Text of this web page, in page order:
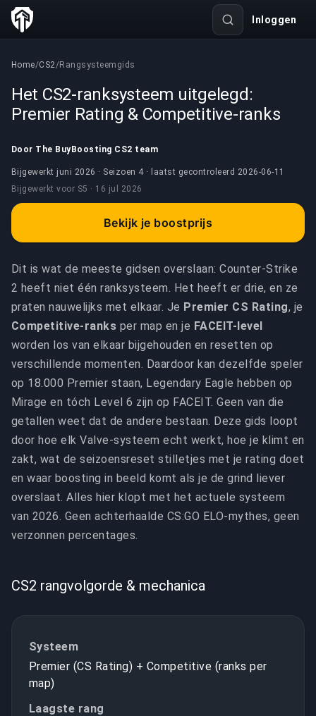
Inloggen
Home/CS2/Rangsysteemgids
Het CS2-ranksysteem uitgelegd:
Premier Rating & Competitive-ranks
Door The BuyBoosting CS2 team
Bijgewerkt juni 2026 · Seizoen 4 · laatst gecontroleerd 2026-06-11
Bijgewerkt voor S5 · 16 jul 2026
Bekijk je boostprijs
Dit is wat de meeste gidsen overslaan: Counter-Strike
2 heeft niet één ranksysteem. Het heeft er drie, en ze
praten nauwelijks met elkaar. Je Premier CS Rating, je
Competitive-ranks per map en je FACEIT-level
worden los van elkaar bijgehouden en resetten op
verschillende momenten. Daardoor kan dezelfde speler
op 18.000 Premier staan, Legendary Eagle hebben op
Mirage en tóch Level 6 zijn op FACEIT. Geen van die
getallen weet dat de andere bestaan. Deze gids loopt
door hoe elk Valve-systeem echt werkt, hoe je klimt en
zakt, wat de seizoensreset stilletjes met je rating doet
en waar boosting in beeld komt als je de grind liever
overslaat. Alles hier klopt met het actuele systeem
van 2026. Geen achterhaalde CS:GO ELO-mythes, geen
verzonnen percentages.
CS2 rangvolgorde & mechanica
Systeem
Premier (CS Rating) + Competitive (ranks per
map)
Laagste rang